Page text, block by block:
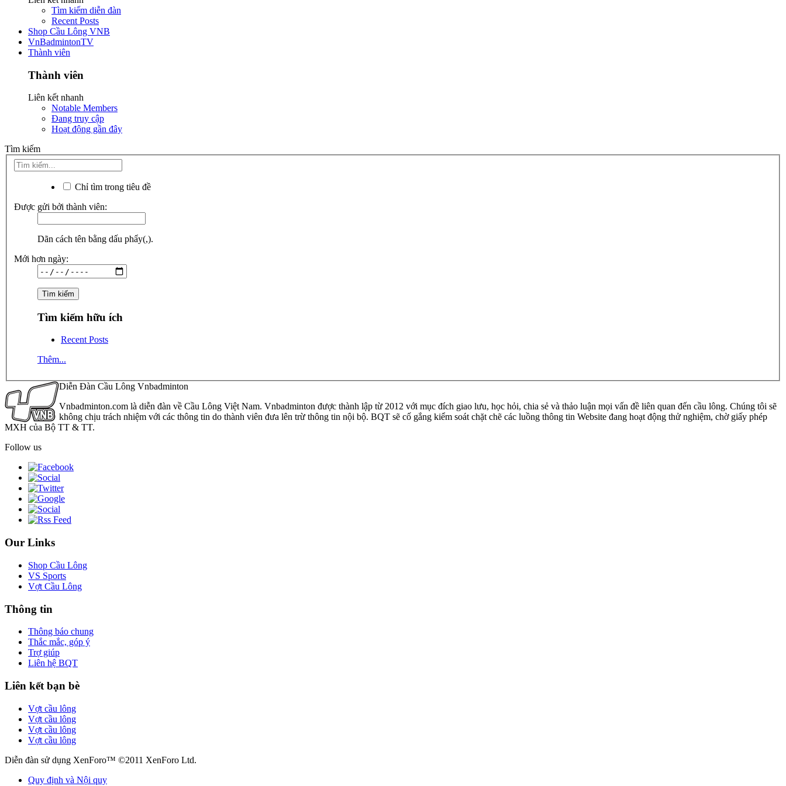
Tìm kiếm diễn đàn
Recent Posts
Shop Cầu Lông VNB
VnBadmintonTV
Thành viên
Thành viên
Liên kết nhanh
Notable Members
Đang truy cập
Hoạt động gần đây
Tìm kiếm
Chỉ tìm trong tiêu đề
Được gửi bởi thành viên:
Dãn cách tên bằng dấu phẩy(,).
Mới hơn ngày:
Tìm kiếm hữu ích
Recent Posts
Thêm...
Diễn Đàn Cầu Lông Vnbadminton
Vnbadminton.com là diễn đàn về Cầu Lông Việt Nam. Vnbadminton được thành lập từ 2012 với mục đích giao lưu, học hỏi, chia sẻ và thảo luận mọi vấn đề liên quan đến cầu lông. Chúng tôi sẽ
không chịu trách nhiệm với các thông tin do thành viên đưa lên trừ thông tin nội bộ. BQT sẽ cố gắng kiểm soát chặt chẽ các luồng thông tin Website đang hoạt động thử nghiệm, chờ giấy phép
MXH của Bộ TT & TT.
Follow us
Our Links
Shop Cầu Lông
VS Sports
Vợt Cầu Lông
Thông tin
Thông báo chung
Thắc mắc, góp ý
Trợ giúp
Liên hệ BQT
Liên kết bạn bè
Vợt cầu lông
Vợt cầu lông
Vợt cầu lông
Vợt cầu lông
Diễn đàn sử dụng XenForo™ ©2011 XenForo Ltd.
Quy định và Nội quy